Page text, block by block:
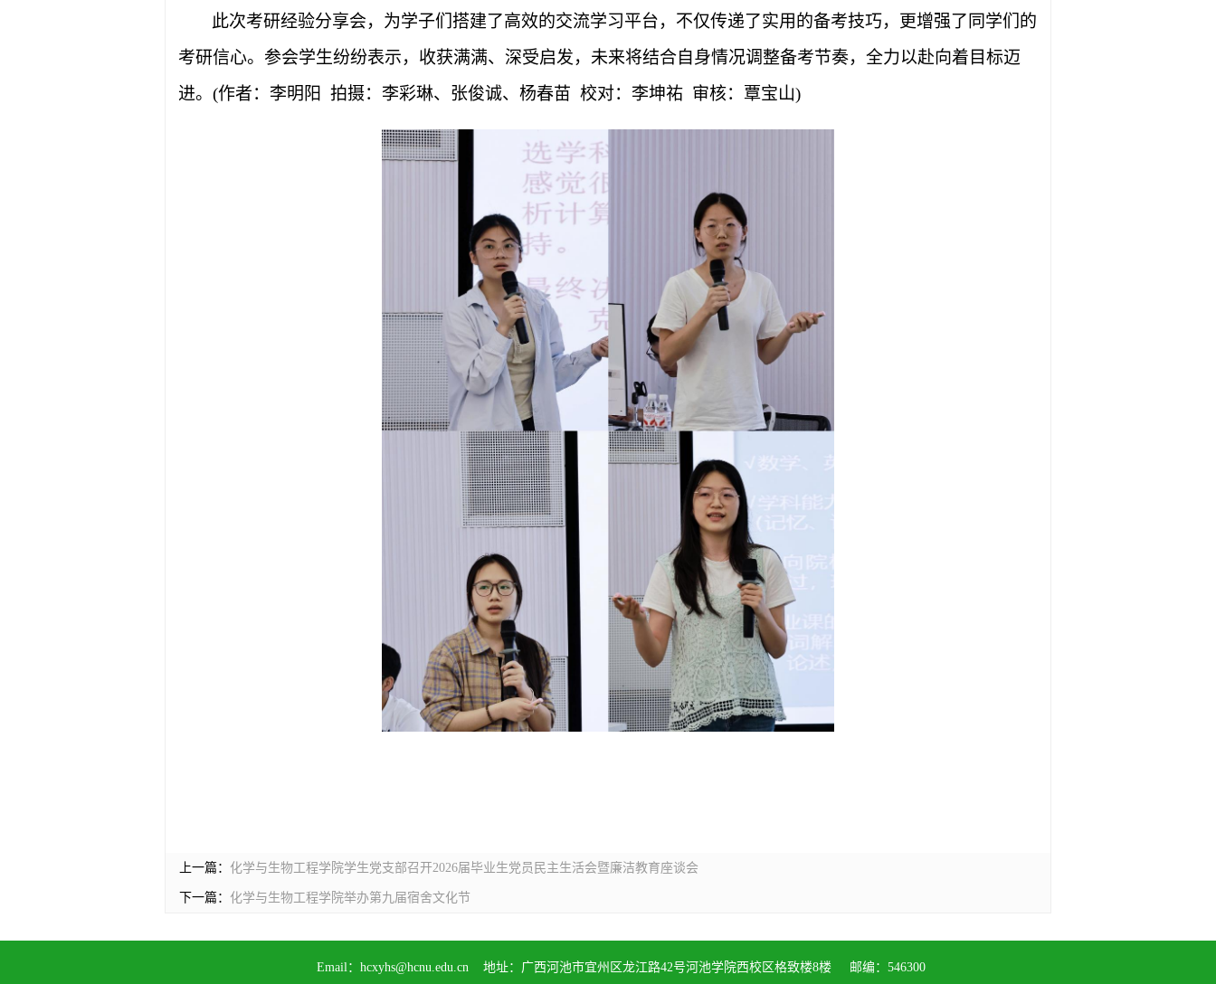
此次考研经验分享会，为学子们搭建了高效的交流学习平台，不仅传递了实用的备考技巧，更增强了同学们的
考研信心。参会学生纷纷表示，收获满满、深受启发，未来将结合自身情况调整备考节奏，全力以赴向着目标迈
进。 (作者：李明阳 拍摄：李彩琳、张俊诚、杨春苗 校对：李坤祐 审核：覃宝山)
上一篇： 化学与生物工程学院学生党支部召开2026届毕业生党员民主生活会暨廉洁教育座谈会
下一篇： 化学与生物工程学院举办第九届宿舍文化节
Email： hcxyhs@hcnu.edu.cn 地址：广西河池市宜州区龙江路42号河池学院西校区格致楼8楼 邮编：546300